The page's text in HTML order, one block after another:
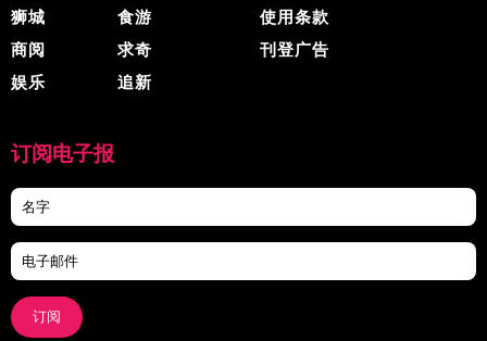
狮城
商阅
娱乐
食游
求奇
追新
使用条款
刊登广告
订阅电子报
订阅